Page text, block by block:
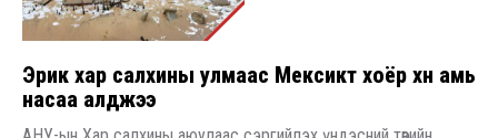
Эрик хар салхины улмаас Мексикт хоёр хүн амь
насаа алджээ